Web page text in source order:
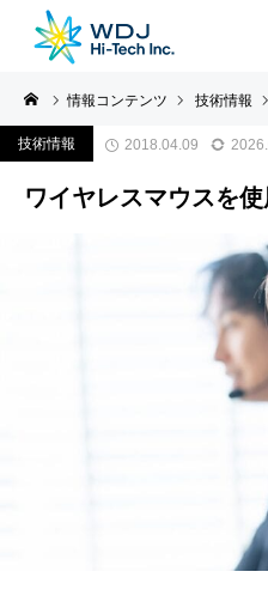
情報コンテンツ 技術情報
技術情報 2018.04.09
ワイヤレスマウスを